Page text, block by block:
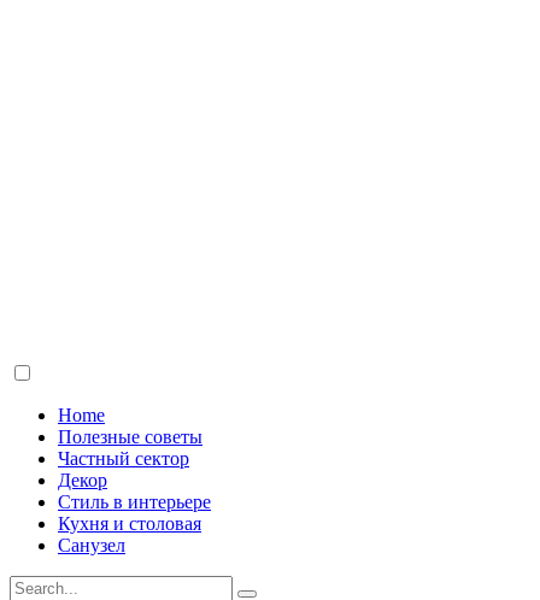
Home
Полезные советы
Частный сектор
Декор
Стиль в интерьере
Кухня и столовая
Санузел